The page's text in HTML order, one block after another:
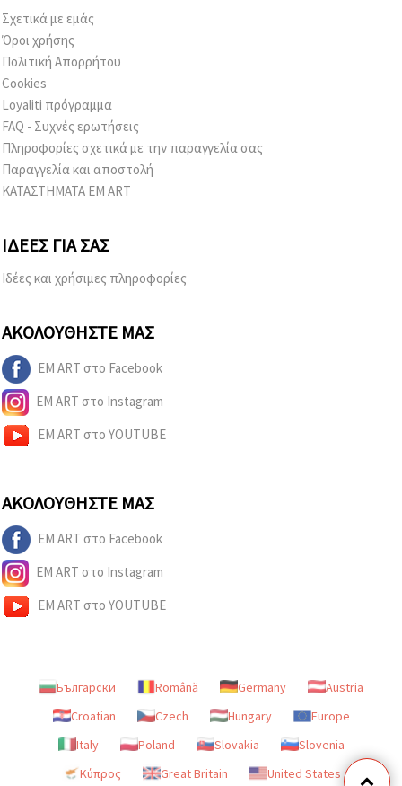
Σχετικά με εμάς
Όροι χρήσης
Πολιτική Απορρήτου
Cookies
Loyaliti πρόγραμμα
FAQ - Συχνές ερωτήσεις
Πληροφορίες σχετικά με την παραγγελία σας
Παραγγελία και αποστολή
ΚΑΤΑΣΤΗΜΑΤΑ EM ART
ΙΔΈΕΣ ΓΙΑ ΣΑΣ
Ιδέες και χρήσιμες πληροφορίες
ΑΚΟΛΟΥΘΉΣΤΕ ΜΑΣ
EM ART στο Facebook
EM ART στο Instagram
EM ART στο YOUTUBE
ΑΚΟΛΟΥΘΉΣΤΕ ΜΑΣ
EM ART στο Facebook
EM ART στο Instagram
EM ART στο YOUTUBE
Български Română Germany
Austria
Croatian
Czech Hungary
Europe
Italy
Poland Slovakia
Slovenia
Κύπρος
Great Britain United States